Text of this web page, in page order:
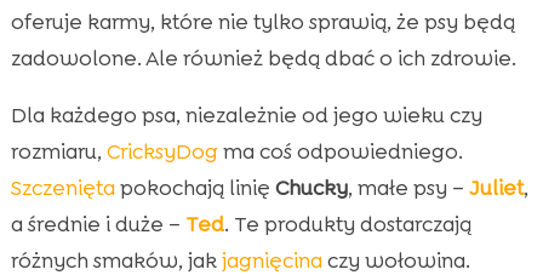
oferuje karmy, które nie tylko sprawią, że psy będą
zadowolone. Ale również będą dbać o ich zdrowie.
Dla każdego psa, niezależnie od jego wieku czy
rozmiaru, CricksyDogma coś odpowiedniego.
Szczenięta pokochają linię Chucky, małe psy – Juliet,
a średnie i duże – Ted. Te produkty dostarczają
różnych smaków, jakjagnięcina czy wołowina.